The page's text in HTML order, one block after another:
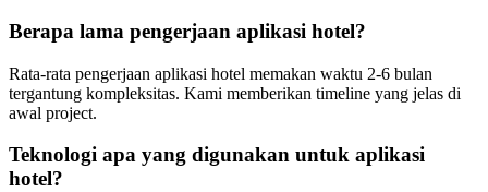
Berapa lama pengerjaan aplikasi hotel?
Rata-rata pengerjaan aplikasi hotel memakan waktu 2-6 bulan
tergantung kompleksitas. Kami memberikan timeline yang jelas di
awal project.
Teknologi apa yang digunakan untuk aplikasi
hotel?